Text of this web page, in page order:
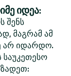
იდეა:
შენს
მაგრამ ამ
არ იდარდო.
საუკეთესო